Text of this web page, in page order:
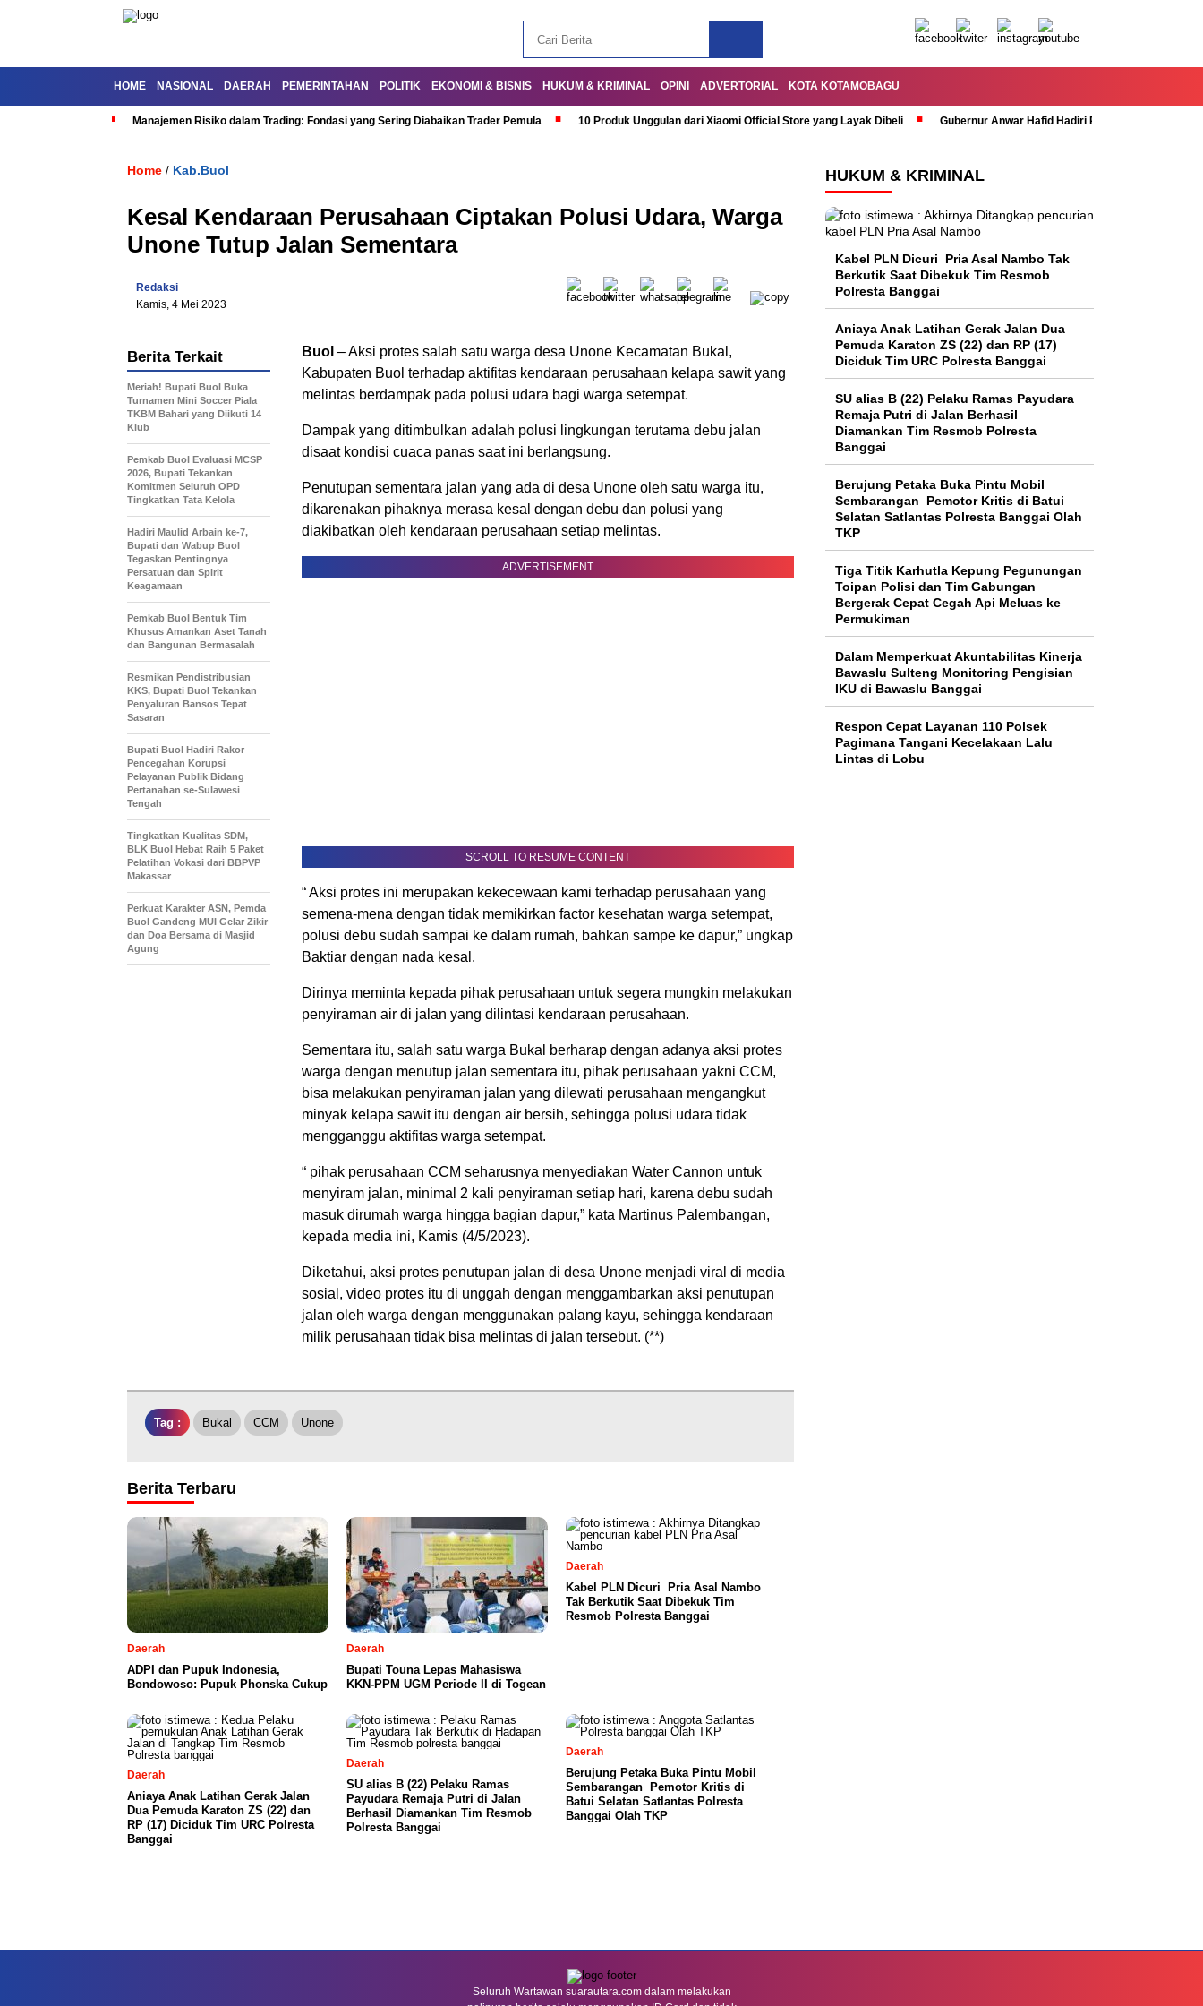
HOME NASIONAL DAERAH PEMERINTAHAN POLITIK EKONOMI & BISNIS HUKUM & KRIMINAL OPINI ADVERTORIAL KOTA KOTAMOBAGU
Manajemen Risiko dalam Trading: Fondasi yang Sering Diabaikan Trader Pemula 10 Produk Unggulan dari Xiaomi Official Store yang Layak Dibeli Gubernur Anwar Hafid Hadiri Rapat Paripurna
Home / Kab.Buol
Kesal Kendaraan Perusahaan Ciptakan Polusi Udara, Warga
Unone Tutup Jalan Sementara
Redaksi
Kamis, 4 Mei 2023
Buol – Aksi protes salah satu warga desa Unone Kecamatan Bukal,
Kabupaten Buol terhadap aktifitas kendaraan perusahaan kelapa sawit yang
melintas berdampak pada polusi udara bagi warga setempat.
Dampak yang ditimbulkan adalah polusi lingkungan terutama debu jalan
disaat kondisi cuaca panas saat ini berlangsung.
Penutupan sementara jalan yang ada di desa Unone oleh satu warga itu,
dikarenakan pihaknya merasa kesal dengan debu dan polusi yang
diakibatkan oleh kendaraan perusahaan setiap melintas.
ADVERTISEMENT
SCROLL TO RESUME CONTENT
“ Aksi protes ini merupakan kekecewaan kami terhadap perusahaan yang
semena-mena dengan tidak memikirkan factor kesehatan warga setempat,
polusi debu sudah sampai ke dalam rumah, bahkan sampe ke dapur,” ungkap
Baktiar dengan nada kesal.
Dirinya meminta kepada pihak perusahaan untuk segera mungkin melakukan
penyiraman air di jalan yang dilintasi kendaraan perusahaan.
Sementara itu, salah satu warga Bukal berharap dengan adanya aksi protes
warga dengan menutup jalan sementara itu, pihak perusahaan yakni CCM,
bisa melakukan penyiraman jalan yang dilewati perusahaan mengangkut
minyak kelapa sawit itu dengan air bersih, sehingga polusi udara tidak
mengganggu aktifitas warga setempat.
“ pihak perusahaan CCM seharusnya menyediakan Water Cannon untuk
menyiram jalan, minimal 2 kali penyiraman setiap hari, karena debu sudah
masuk dirumah warga hingga bagian dapur,” kata Martinus Palembangan,
kepada media ini, Kamis (4/5/2023).
Diketahui, aksi protes penutupan jalan di desa Unone menjadi viral di media
sosial, video protes itu di unggah dengan menggambarkan aksi penutupan
jalan oleh warga dengan menggunakan palang kayu, sehingga kendaraan
milik perusahaan tidak bisa melintas di jalan tersebut. (**)
Berita Terkait
Meriah! Bupati Buol Buka
Turnamen Mini Soccer Piala
TKBM Bahari yang Diikuti 14
Klub
Pemkab Buol Evaluasi MCSP
2026, Bupati Tekankan
Komitmen Seluruh OPD
Tingkatkan Tata Kelola
Hadiri Maulid Arbain ke-7,
Bupati dan Wabup Buol
Tegaskan Pentingnya
Persatuan dan Spirit
Keagamaan
Pemkab Buol Bentuk Tim
Khusus Amankan Aset Tanah
dan Bangunan Bermasalah
Resmikan Pendistribusian
KKS, Bupati Buol Tekankan
Penyaluran Bansos Tepat
Sasaran
Bupati Buol Hadiri Rakor
Pencegahan Korupsi
Pelayanan Publik Bidang
Pertanahan se-Sulawesi
Tengah
Tingkatkan Kualitas SDM,
BLK Buol Hebat Raih 5 Paket
Pelatihan Vokasi dari BBPVP
Makassar
Perkuat Karakter ASN, Pemda
Buol Gandeng MUI Gelar Zikir
dan Doa Bersama di Masjid
Agung
Tag : Bukal CCM Unone
Berita Terbaru
Daerah
ADPI dan Pupuk Indonesia,
Bondowoso: Pupuk Phonska Cukup
Daerah
Bupati Touna Lepas Mahasiswa
KKN-PPM UGM Periode II di Togean
Daerah
Kabel PLN Dicuri Pria Asal Nambo
Tak Berkutik Saat Dibekuk Tim
Resmob Polresta Banggai
Daerah
Aniaya Anak Latihan Gerak Jalan
Dua Pemuda Karaton ZS (22) dan
RP (17) Diciduk Tim URC Polresta
Banggai
Daerah
SU alias B (22) Pelaku Ramas
Payudara Remaja Putri di Jalan
Berhasil Diamankan Tim Resmob
Polresta Banggai
Daerah
Berujung Petaka Buka Pintu Mobil
Sembarangan Pemotor Kritis di
Batui Selatan Satlantas Polresta
Banggai Olah TKP
HUKUM & KRIMINAL
Kabel PLN Dicuri Pria Asal Nambo Tak
Berkutik Saat Dibekuk Tim Resmob
Polresta Banggai
Aniaya Anak Latihan Gerak Jalan Dua
Pemuda Karaton ZS (22) dan RP (17)
Diciduk Tim URC Polresta Banggai
SU alias B (22) Pelaku Ramas Payudara
Remaja Putri di Jalan Berhasil
Diamankan Tim Resmob Polresta
Banggai
Berujung Petaka Buka Pintu Mobil
Sembarangan Pemotor Kritis di Batui
Selatan Satlantas Polresta Banggai Olah
TKP
Tiga Titik Karhutla Kepung Pegunungan
Toipan Polisi dan Tim Gabungan
Bergerak Cepat Cegah Api Meluas ke
Permukiman
Dalam Memperkuat Akuntabilitas Kinerja
Bawaslu Sulteng Monitoring Pengisian
IKU di Bawaslu Banggai
Respon Cepat Layanan 110 Polsek
Pagimana Tangani Kecelakaan Lalu
Lintas di Lobu
Seluruh Wartawan suarautara.com dalam melakukan